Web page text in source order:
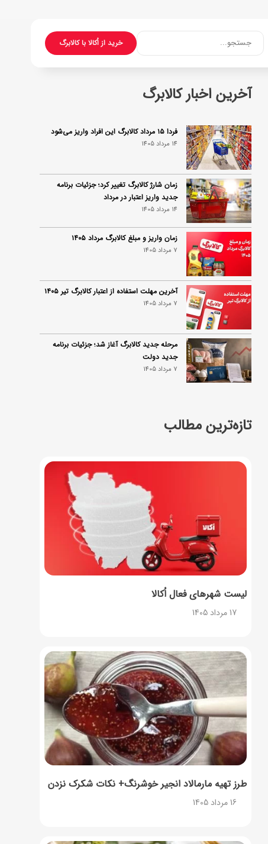
خرید از اُکالا با کالابرگجستجو...
آخرین اخبار کالابرگ
فردا ۱۵ مرداد کالابرگ این افراد واریز می‌شود
14 مرداد 1405
زمان شارژ کالابرگ تغییر کرد؛ جزئیات برنامه
جدید واریز اعتبار در مرداد
14 مرداد 1405
زمان واریز و مبلغ کالابرگ مرداد ۱۴۰۵
7 مرداد 1405
آخرین مهلت استفاده از اعتبار کالابرگ تیر ۱۴۰۵
7 مرداد 1405
مرحله جدید کالابرگ آغاز شد؛ جزئیات برنامه
جدید دولت
7 مرداد 1405
تازه‌ترین مطالب
لیست شهرهای فعال اُکالا
17 مرداد 1405
طرز تهیه مارمالاد انجیر خوشرنگ+ نکات شکرک نزدن
16 مرداد 1405